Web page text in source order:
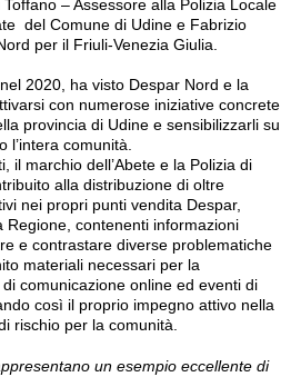
Toffano – Assessore alla Polizia Locale
del Comune di Udine e Fabrizio
per il Friuli-Venezia Giulia.
2020, ha visto Despar Nord e la
con numerose iniziative concrete
provincia di Udine e sensibilizzarli su
l’intera comunità.
il marchio dell’Abete e la Polizia di
alla distribuzione di oltre
nei propri punti vendita Despar,
Regione, contenenti informazioni
e contrastare diverse problematiche
materiali necessari per la
comunicazione online ed eventi di
così il proprio impegno attivo nella
rischio per la comunità.
un esempio eccellente di